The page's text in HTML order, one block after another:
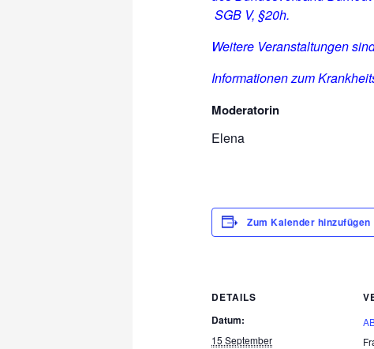
SGB V, §20h.
Weitere Veranstaltungen
Informationen zum
Moderatorin
Elena
Zum Kalender hinzufügen
DETAILS
Datum:
15 September